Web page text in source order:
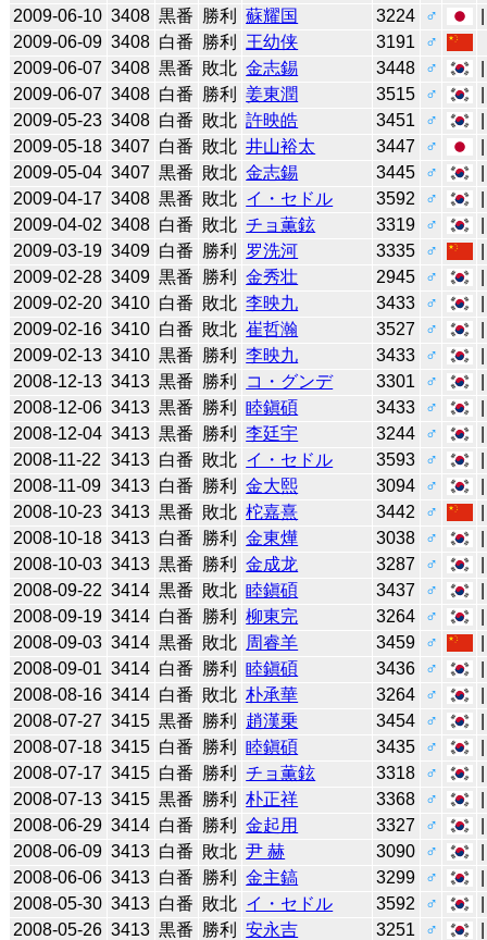
2009-06-10 3408 黒番 勝利 蘇耀国 3224 ♂
2009-06-09 3408 白番 勝利 王幼侠 3191
♂
2009-06-07 3408 黒番 敗北 金志錫 3448 ♂
2009-06-07 3408 白番 勝利 姜東潤 3515 ♂
2009-05-23 3408 白番 敗北 許映皓 3451 ♂
2009-05-18 3407 白番 敗北 井山裕太 3447 ♂
2009-05-04 3407 黒番 敗北 金志錫 3445 ♂
2009-04-17 3408 黒番 敗北 イ・セドル 3592 ♂
2009-04-02 3408 白番 敗北 チョ薫鉉 3319 ♂
2009-03-19 3409 白番 勝利 罗洗河 3335 ♂
2009-02-28 3409 黒番 勝利 金秀壮 2945 ♂
2009-02-20 3410 白番 敗北 李映九 3433 ♂
2009-02-16 3410 白番 敗北 崔哲瀚 3527 ♂
2009-02-13 3410 黒番 勝利 李映九 3433 ♂
2008-12-13 3413 黒番 勝利 コ・グンデ 3301 ♂
2008-12-06 3413 黒番 勝利 睦鎭碩 3433 ♂
2008-12-04 3413 黒番 勝利 李廷宇 3244 ♂
2008-11-22 3413 白番 敗北 イ・セドル 3593 ♂
2008-11-09 3413 白番 勝利 金大熙 3094 ♂
2008-10-23 3413 黒番 敗北 柁嘉熹 3442 ♂
2008-10-18 3413 白番 勝利 金東燁 3038 ♂
2008-10-03 3413 黒番 勝利 金成龙 3287 ♂
2008-09-22 3414 黒番 敗北 睦鎭碩 3437 ♂
2008-09-19 3414 白番 勝利 柳東完 3264 ♂
2008-09-03 3414 黒番 敗北 周睿羊 3459 ♂
2008-09-01 3414 白番 勝利 睦鎭碩 3436 ♂
2008-08-16 3414 白番 敗北 朴承華 3264 ♂
2008-07-27 3415 黒番 勝利 趙漢乗 3454 ♂
2008-07-18 3415 白番 勝利 睦鎭碩 3435 ♂
2008-07-17 3415 白番 勝利 チョ薫鉉 3318 ♂
2008-07-13 3415 黒番 勝利 朴正祥 3368 ♂
2008-06-29 3414 白番 勝利 金起用 3327 ♂
2008-06-09 3413 白番 敗北 尹 赫 3090 ♂
2008-06-06 3413 白番 勝利 金主鎬 3299 ♂
2008-05-30 3413 白番 敗北 イ・セドル 3592 ♂
2008-05-26 3413 黒番 勝利 安永吉 3251 ♂